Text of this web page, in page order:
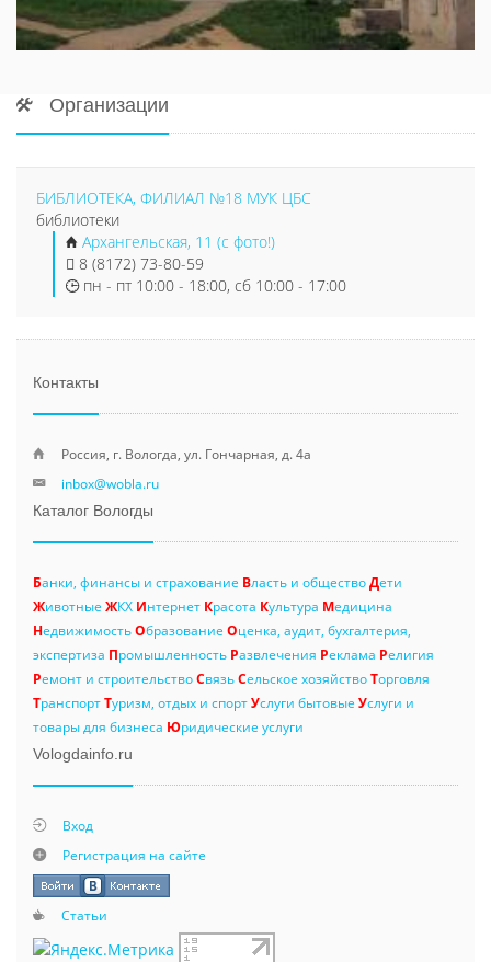
Организации
БИБЛИОТЕКА, ФИЛИАЛ №18 МУК ЦБС
библиотеки
Архангельская, 11 (с фото!)
8 (8172) 73-80-59
пн - пт 10:00 - 18:00, сб 10:00 - 17:00
Контакты
Россия, г. Вологда, ул. Гончарная, д. 4а
inbox@wobla.ru
Каталог Вологды
Банки, финансы и страхование Власть и обществоДети
Животные ЖКХ Интернет Красота Культура Медицина
НедвижимостьОбразование Оценка, аудит, бухгалтерия,
экспертиза Промышленность Развлечения Реклама Религия
Ремонт и строительствоСвязьСельское хозяйствоТорговля
ТранспортТуризм, отдых и спортУслуги бытовые Услуги и
товары для бизнеса Юридические услуги
Vologdainfo.ru
Вход
Регистрация на сайте
Статьи